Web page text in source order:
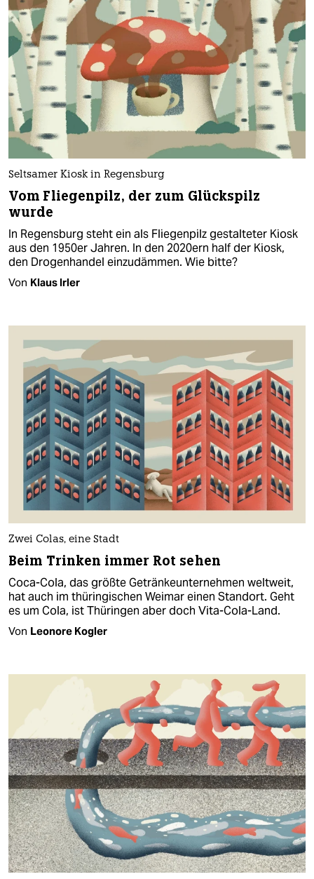
Seltsamer Kiosk in Regensburg
Vom Fliegenpilz, der zum Glückspilz
wurde
In Regensburg steht ein als Fliegenpilz gestalteter Kiosk
aus den 1950er Jahren. In den 2020ern half der Kiosk,
den Drogenhandel einzudämmen. Wie bitte?
Von Klaus Irler
Zwei Colas, eine Stadt
Beim Trinken immer Rot sehen
Coca-Cola, das größte Getränkeunternehmen weltweit,
hat auch im thüringischen Weimar einen Standort. Geht
es um Cola, ist Thüringen aber doch Vita-Cola-Land.
Von Leonore Kogler